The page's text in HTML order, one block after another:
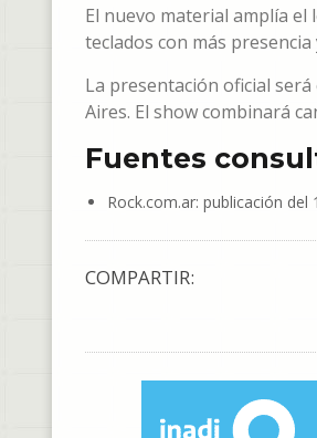
El nuevo material amplía
teclados con más
La presentación oficial será
Aires. El show combinará
Fuentes
Rock.com.ar: publicación
COMPARTIR: